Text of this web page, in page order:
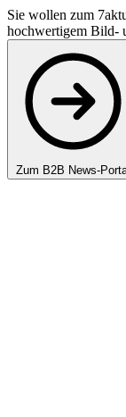
Sie wollen zum
hochwertigem Bild-
Zum B2B News-